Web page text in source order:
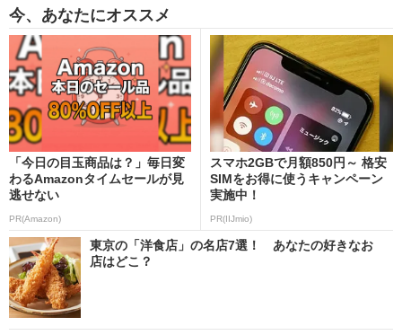
今、あなたにオススメ
「今日の目玉商品は？」毎日変
わるAmazonタイムセールが見
逃せない
PR(Amazon)
スマホ2GBで月額850円～ 格安
SIMをお得に使うキャンペーン
実施中！
PR(IIJmio)
東京の「洋食店」の名店7選！ あなたの好きなお
店はどこ？